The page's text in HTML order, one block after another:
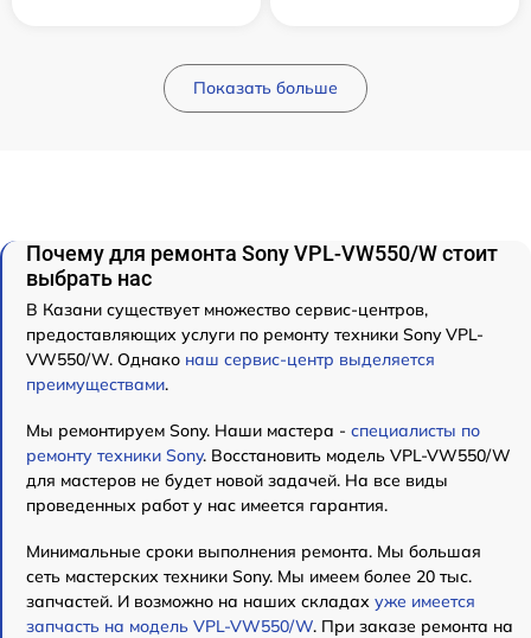
Показать больше
Почему для ремонта Sony VPL-VW550/W стоит
выбрать нас
В Казани существует множество сервис-центров,
предоставляющих услуги по ремонту техники Sony VPL-
VW550/W. Однако наш сервис-центр выделяется
преимуществами.
Мы ремонтируем Sony. Наши мастера - специалисты по
ремонту техники Sony. Восстановить модель VPL-VW550/W
для мастеров не будет новой задачей. На все виды
проведенных работ у нас имеется гарантия.
Минимальные сроки выполнения ремонта. Мы большая
сеть мастерских техники Sony. Мы имеем более 20 тыс.
запчастей. И возможно на наших складах уже имеется
запчасть на модель VPL-VW550/W. При заказе ремонта на